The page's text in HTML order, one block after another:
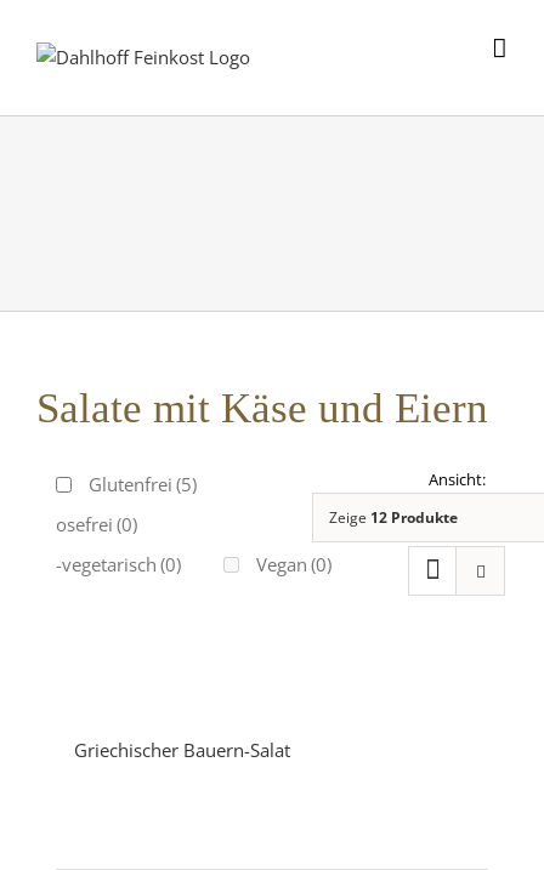
Salate mit Käse und Eiern
Glutenfrei (5)
Laktosefrei (0)
Ovo-vegetarisch (0) Vegan (0)
Zeige 12 Produkte
Griechischer Bauern-Salat